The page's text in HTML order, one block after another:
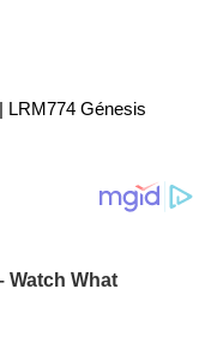
LRM774 Génesis